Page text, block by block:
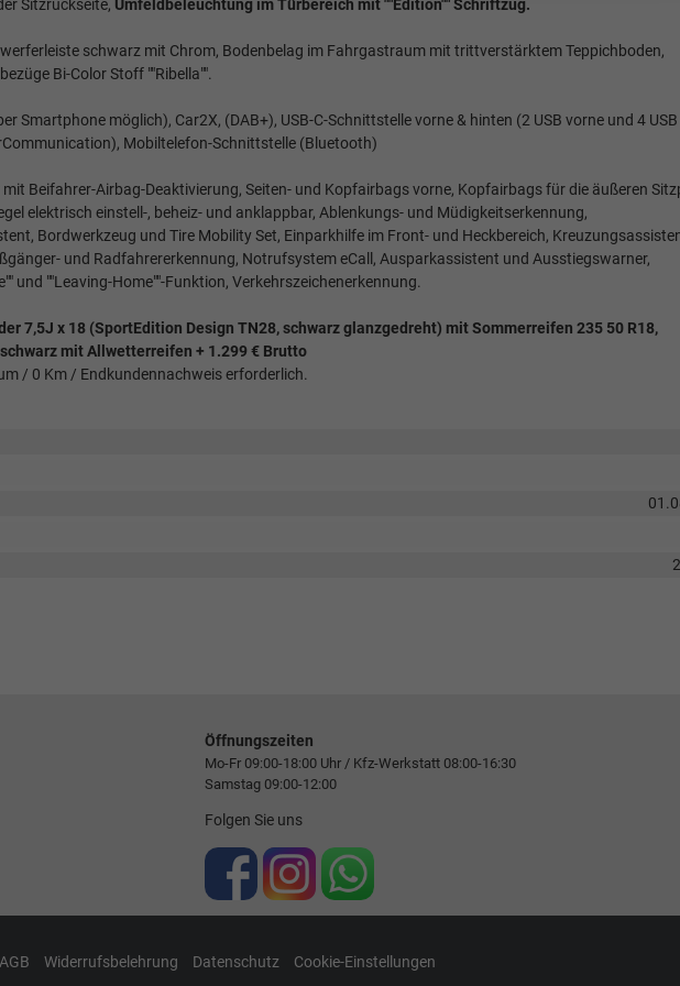
Sitzrückseite, Umfeldbeleuchtung im Türbereich mit ""Edition"" Schriftzug.
schwarz mit Chrom, Bodenbelag im Fahrgastraum mit trittverstärktem Teppichboden,
Bi-Color Stoff ""Ribella"".
Smartphone möglich), Car2X, (DAB+), USB-C-Schnittstelle vorne & hinten (2 USB vorne und 4
Mobiltelefon-Schnittstelle (Bluetooth)
mit Beifahrer-Airbag-Deaktivierung, Seiten- und Kopfairbags vorne, Kopfairbags für die äußeren
elektrisch einstell-, beheiz- und anklappbar, Ablenkungs- und Müdigkeitserkennung,
Bordwerkzeug und Tire Mobility Set, Einparkhilfe im Front- und Heckbereich,
und Radfahrererkennung, Notrufsystem eCall, Ausparkassistent und Ausstiegswarner,
und ""Leaving-Home""-Funktion, Verkehrszeichenerkennung.
7,5J x 18 (SportEdition Design TN28, schwarz glanzgedreht) mit Sommerreifen 235 50 R18,
mit Allwetterreifen + 1.299 € Brutto
/ 0 Km / Endkundennachweis erforderlich.
Öffnungszeiten
Mo-Fr 09:00-18:00 Uhr / Kfz-Werkstatt 08:00-16:30
Samstag 09:00-12:00
Folgen Sie uns
AGB Widerrufsbelehrung Datenschutz Cookie-Einstellungen